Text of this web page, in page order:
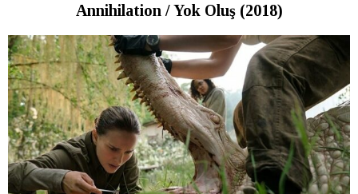
Annihilation / Yok Oluş (2018)